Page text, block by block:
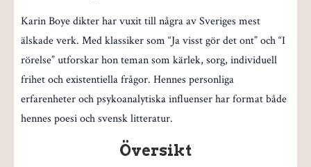
Karin Boye dikter har vuxit till några av Sveriges mest
älskade verk. Med klassiker som “Ja visst gör det ont” och “I
rörelse” utforskar hon teman som kärlek, sorg, individuell
frihet och existentiella frågor. Hennes personliga
erfarenheter och psykoanalytiska influenser har format både
hennes poesi och svensk litteratur.
Översikt